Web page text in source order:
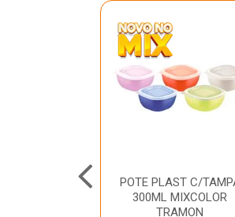
POTE PLAST C/
300ML MIXCOLOR
TRAMON